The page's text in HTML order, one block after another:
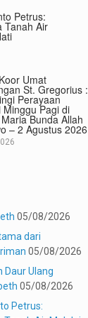
Petrus:
Tanah Air
Umat
St. Gregorius :
Perayaan
Minggu Pagi di
Bunda Allah
– 2 Agustus 2026
05/08/2026
dari
05/08/2026
Daur Ulang
05/08/2026
Petrus: